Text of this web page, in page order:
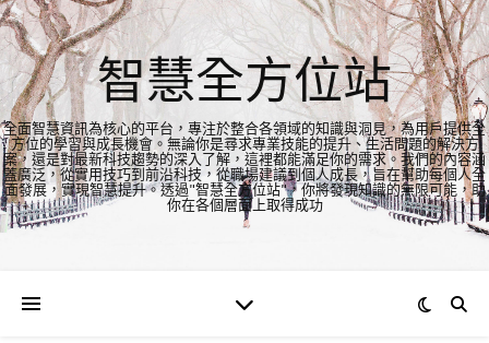
智慧全方位站
全面智慧資訊為核心的平台，專注於整合各領域的知識與洞見，為用戶提供全
方位的學習與成長機會。無論你是尋求專業技能的提升、生活問題的解決方
案，還是對最新科技趨勢的深入了解，這裡都能滿足你的需求。我們的內容涵
蓋廣泛，從實用技巧到前沿科技，從職場建議到個人成長，旨在幫助每個人全
面發展，實現智慧提升。透過"智慧全方位站"，你將發現知識的無限可能，助
你在各個層面上取得成功